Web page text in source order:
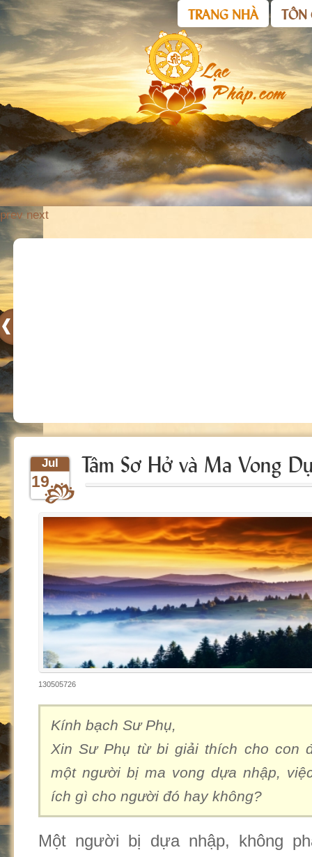
prev next
TRANG NHÀ TÔN
Jul
19
Tâm Sơ Hở và Ma Vong
130505726
Kính bạch Sư Phụ,
Xin Sư Phụ từ bi giải thích cho con
một người bị ma vong dựa nhập,
ích gì cho người đó hay không?
Một người bị dựa nhập, không